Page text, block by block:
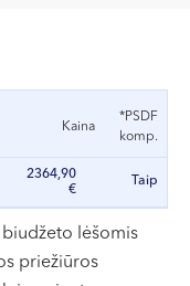
Kaina
*PSDF
komp.
2364,90
€
Taip
biudžeto lėšomis
priežiūros